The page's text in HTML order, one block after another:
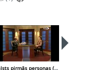
Valsts pirmās personas (2005-03-10)